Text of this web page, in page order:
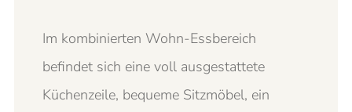
Im kombinierten Wohn-Essbereich
befindet sich eine voll ausgestattete
Küchenzeile, bequeme Sitzmöbel, ein